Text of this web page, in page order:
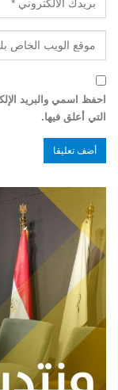
احفظ اسمي والبريد
التي أعلق فيها.